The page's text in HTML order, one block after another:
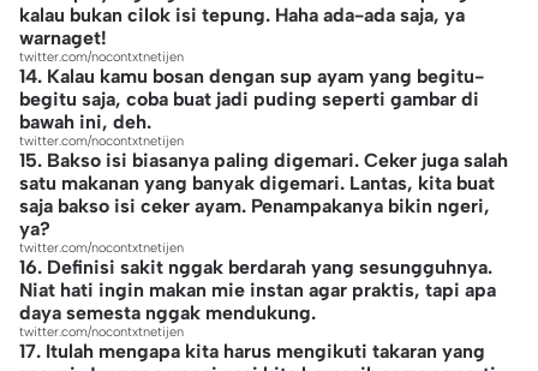
kalau bukan cilok isi tepung. Haha ada-ada saja, ya
warnaget!
twitter.com/nocontxtnetijen
14. Kalau kamu bosan dengan sup ayam yang begitu-
begitu saja, coba buat jadi puding seperti gambar di
bawah ini, deh.
twitter.com/nocontxtnetijen
15. Bakso isi biasanya paling digemari. Ceker juga salah
satu makanan yang banyak digemari. Lantas, kita buat
saja bakso isi ceker ayam. Penampakanya bikin ngeri,
ya?
twitter.com/nocontxtnetijen
16. Definisi sakit nggak berdarah yang sesungguhnya.
Niat hati ingin makan mie instan agar praktis, tapi apa
daya semesta nggak mendukung.
twitter.com/nocontxtnetijen
17. Itulah mengapa kita harus mengikuti takaran yang